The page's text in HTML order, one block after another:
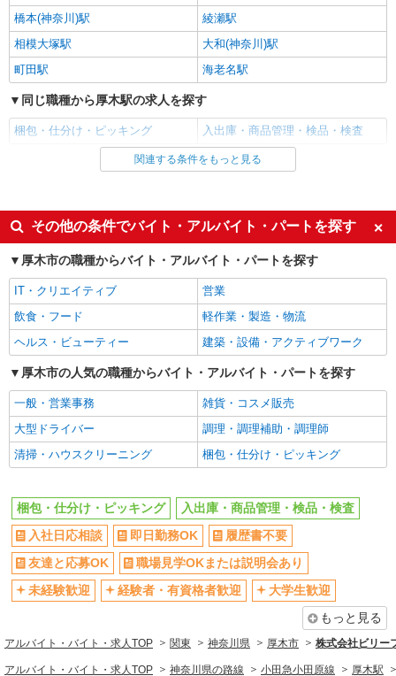
時給1402円〜時給1600円（就業先により異な
神奈川県厚木市
キープ 詳細を見る
派遣社員
仕分け・ピッキング・梱包
神奈川県厚木市酒井 ＜マイカー通勤OK◎＞駐
キープ 詳細を見る
派遣社員
ランスタッド株式会社 厚木支店（厚木事業所）/FATG107314
検品
時給1500円 ※月収例25.2万円（残業等含む収
入例） 月収例：252000円＝1500円×8時間×21日勤
務の場合＋残業代、交通費別途支給 ※交通費実費
支給／当社規定あり。
神奈川県厚木市下荻野 車・バイク・自転車通
詳細を見る
派遣社員
ランスタッド株式会社 厚木支店（厚木事業所）/FATG107283
仕分け・ピッキング・梱包
時給1379円 ※交通費実費支給／当社規定あ
り。
【勤務地】 神奈川県相模原市中央区田名 ＼橋
県厚木市旭町1-2-1日本生命本厚木ビル6F ※上記
キープ 詳細を見る
橋本(神奈川)駅
綾瀬駅
相模大塚駅
大和(神奈川)駅
町田駅
海老名駅
同じ職種から厚木駅の求人を探す
梱包・仕分け・ピッキング 入出庫・商品管理・検品・検査
同じ雇用形態から厚木駅の求人を探す
契約社員
派遣社員
同じ特徴から厚木駅の求人を探す
入社日応相談
即日勤務OK
履歴書不要
友達と応募OK
職場見学OKまたは説明会あり
未経験歓迎
経験者・有資格者歓迎
大学生歓迎
新卒・第二新卒歓迎
主婦・主夫歓迎
フリーター歓迎
学歴不問
ブランクOK
ミドル（40代～）活躍中
エルダー（50代～）活躍中
高収入・高額
給与前払いOK
完全週休2日制
土日祝休み
時間固定シフト制
髪型・髪色自由
髭（ひげ）OK
ピアスOK
禁煙・分煙
残業少なめ（月20h未満）
交通費支給
社会保険あり
同じ職種から求人を探す
関連する条件をもっと見る
その他の条件でバイト・アルバイト・パートを探す
厚木市の職種からバイト・アルバイト・パートを探す
IT・クリエイティブ
営業
飲食・フード
軽作業・製造・物流
ヘルス・ビューティー
建築・設備・アクティブワーク
厚木市の人気の職種からバイト・アルバイト・パートを探す
一般・営業事務
雑貨・コスメ販売
大型ドライバー
調理・調理補助・調理師
清掃・ハウスクリーニング
梱包・仕分け・ピッキング
梱包・仕分け・ピッキング
入出庫・商品管理・検品・検査
入社日応相談
即日勤務OK
履歴書不要
友達と応募OK
職場見学OKまたは説明会あり
未経験歓迎
経験者・有資格者歓迎
大学生歓迎
もっと見る
アルバイト・バイト・求人TOP 関東 神奈川県 厚木市 株式会社ビリー
アルバイト・バイト・求人TOP 神奈川県の路線 小田急小田原線 厚木駅